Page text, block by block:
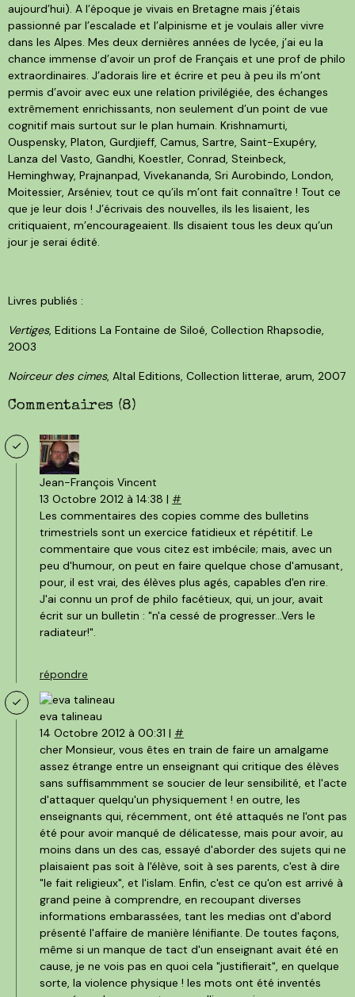
aujourd’hui). A l’époque je vivais en Bretagne mais j’étais
passionné par l’escalade et l’alpinisme et je voulais aller vivre
dans les Alpes. Mes deux dernières années de lycée, j’ai eu la
chance immense d’avoir un prof de Français et une prof de philo
extraordinaires. J’adorais lire et écrire et peu à peu ils m’ont
permis d’avoir avec eux une relation privilégiée, des échanges
extrêmement enrichissants, non seulement d’un point de vue
cognitif mais surtout sur le plan humain. Krishnamurti,
Ouspensky, Platon, Gurdjieff, Camus, Sartre, Saint-Exupéry,
Lanza del Vasto, Gandhi, Koestler, Conrad, Steinbeck,
Heminghway, Prajnanpad, Vivekananda, Sri Aurobindo, London,
Moitessier, Arséniev, tout ce qu’ils m’ont fait connaître ! Tout ce
que je leur dois ! J’écrivais des nouvelles, ils les lisaient, les
critiquaient, m’encourageaient. Ils disaient tous les deux qu’un
jour je serai édité.
Livres publiés :
Vertiges, Editions La Fontaine de Siloé, Collection Rhapsodie,
2003
Noirceur des cimes, Altal Editions, Collection litterae, arum, 2007
Commentaires (8)
Jean-François Vincent
13 Octobre 2012 à 14:38 | #
Les commentaires des copies comme des bulletins
trimestriels sont un exercice fatidieux et répétitif. Le
commentaire que vous citez est imbécile; mais, avec un
peu d'humour, on peut en faire quelque chose d'amusant,
pour, il est vrai, des élèves plus agés, capables d'en rire.
J'ai connu un prof de philo facétieux, qui, un jour, avait
écrit sur un bulletin : "n'a cessé de progresser...Vers le
radiateur!".
répondre
eva talineau
14 Octobre 2012 à 00:31 | #
cher Monsieur, vous êtes en train de faire un amalgame
assez étrange entre un enseignant qui critique des élèves
sans suffisammment se soucier de leur sensibilité, et l'acte
d'attaquer quelqu'un physiquement ! en outre, les
enseignants qui, récemment, ont été attaqués ne l'ont pas
été pour avoir manqué de délicatesse, mais pour avoir, au
moins dans un des cas, essayé d'aborder des sujets qui ne
plaisaient pas soit à l'élève, soit à ses parents, c'est à dire
"le fait religieux", et l'islam. Enfin, c'est ce qu'on est arrivé à
grand peine à comprendre, en recoupant diverses
informations embarassées, tant les medias ont d'abord
présenté l'affaire de manière lénifiante. De toutes façons,
même si un manque de tact d'un enseignant avait été en
cause, je ne vois pas en quoi cela "justifierait", en quelque
sorte, la violence physique ! les mots ont été inventés